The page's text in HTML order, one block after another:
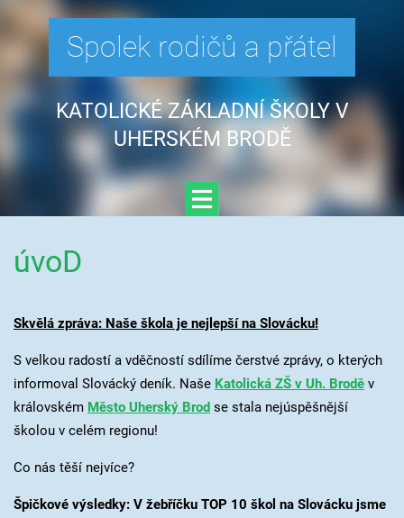
Spolek rodičů a přátel
KATOLICKÉ ZÁKLADNÍ ŠKOLY V
UHERSKÉM BRODĚ
úvoD
Skvělá zpráva: Naše škola je nejlepší na Slovácku!
S velkou radostí a vděčností sdílíme čerstvé zprávy, o kterých
informoval Slovácký deník. Naše Katolická ZŠ v Uh. Broděv
královském Město Uherský Brodse stala nejúspěšnější
školou v celém regionu!
Co nás těší nejvíce?
Špičkové výsledky: V žebříčku TOP 10 škol na Slovácku jsme